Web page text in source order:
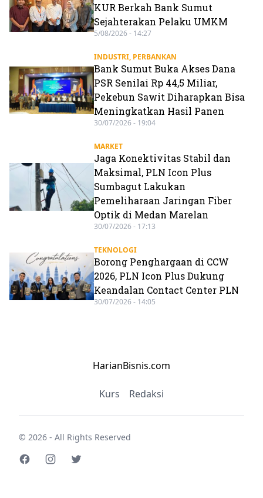
KUR Berkah Bank Sumut
Sejahterakan Pelaku UMKM
5/08/2026 - 14:27
INDUSTRI, PERBANKAN
Bank Sumut Buka Akses Dana
PSR Senilai Rp 44,5 Miliar,
Pekebun Sawit Diharapkan Bisa
Meningkatkan Hasil Panen
30/07/2026 - 19:04
MARKET
Jaga Konektivitas Stabil dan
Maksimal, PLN Icon Plus
Sumbagut Lakukan
Pemeliharaan Jaringan Fiber
Optik di Medan Marelan
30/07/2026 - 17:13
TEKNOLOGI
Borong Penghargaan di CCW
2026, PLN Icon Plus Dukung
Keandalan Contact Center PLN
30/07/2026 - 14:05
HarianBisnis.com
Kurs Redaksi
© 2026 - All Rights Reserved